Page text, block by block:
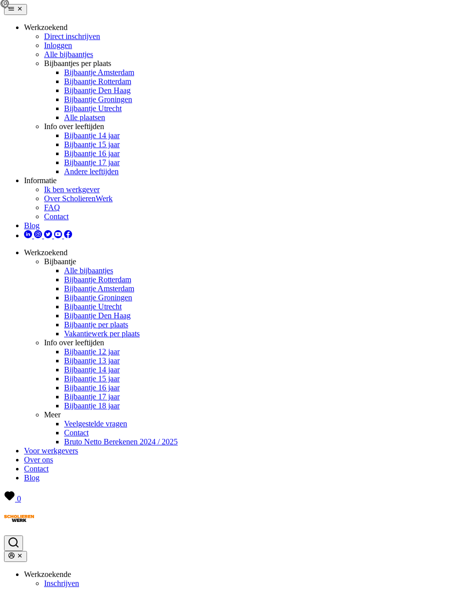
Werkzoekend
Direct inschrijven
Inloggen
Alle bijbaantjes
Bijbaantjes per plaats
Bijbaantje Amsterdam
Bijbaantje Rotterdam
Bijbaantje Den Haag
Bijbaantje Groningen
Bijbaantje Utrecht
Alle plaatsen
Info over leeftijden
Bijbaantje 14 jaar
Bijbaantje 15 jaar
Bijbaantje 16 jaar
Bijbaantje 17 jaar
Andere leeftijden
Informatie
Ik ben werkgever
Over ScholierenWerk
FAQ
Contact
Blog
Werkzoekend
Bijbaantje
Alle bijbaantjes
Bijbaantje Rotterdam
Bijbaantje Amsterdam
Bijbaantje Groningen
Bijbaantje Utrecht
Bijbaantje Den Haag
Bijbaantje per plaats
Vakantiewerk per plaats
Info over leeftijden
Bijbaantje 12 jaar
Bijbaantje 13 jaar
Bijbaantje 14 jaar
Bijbaantje 15 jaar
Bijbaantje 16 jaar
Bijbaantje 17 jaar
Bijbaantje 18 jaar
Meer
Veelgestelde vragen
Contact
Bruto Netto Berekenen 2024 / 2025
Voor werkgevers
Over ons
Contact
Blog
0
Werkzoekende
Inschrijven